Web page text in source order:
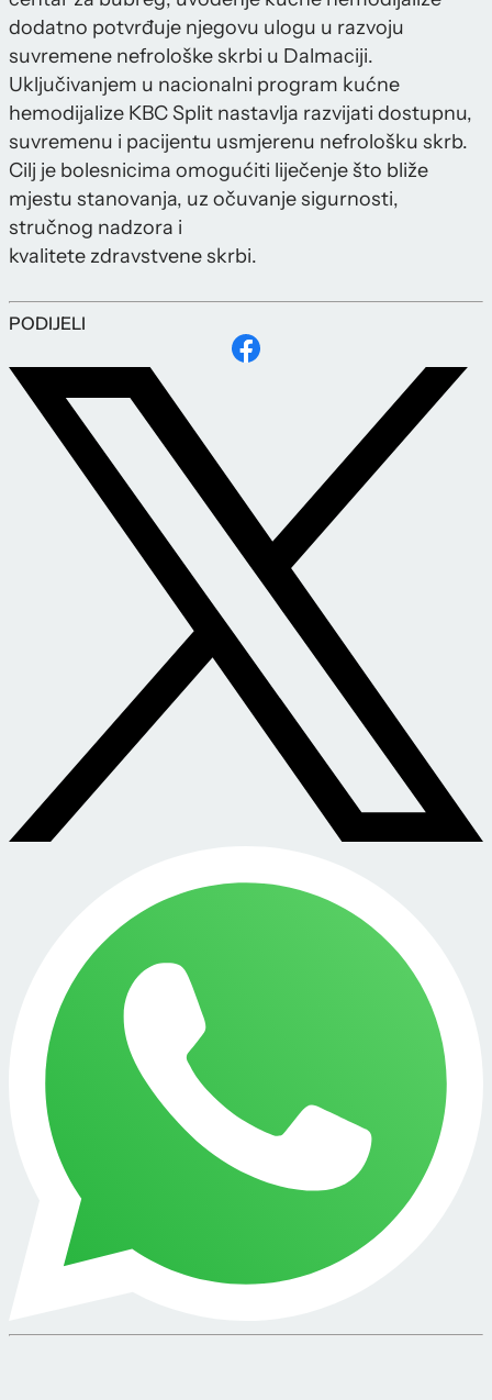
dodatno potvrđuje njegovu ulogu u razvoju
suvremene nefrološke skrbi u Dalmaciji.
Uključivanjem u nacionalni program kućne
hemodijalize KBC Split nastavlja razvijati dostupnu,
suvremenu i pacijentu usmjerenu nefrološku skrb.
Cilj je bolesnicima omogućiti liječenje što bliže
mjestu stanovanja, uz očuvanje sigurnosti,
stručnog nadzora i
kvalitete zdravstvene skrbi.
PODIJELI